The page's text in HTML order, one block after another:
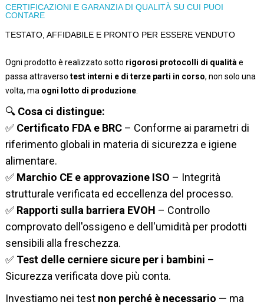
CERTIFICAZIONI E GARANZIA DI QUALITÀ SU CUI PUOI
CONTARE
TESTATO, AFFIDABILE E PRONTO PER ESSERE VENDUTO
Ogni prodotto è realizzato sotto rigorosi protocolli di qualità e
passa attraverso test interni e di terze parti in corso, non solo una
volta, ma ogni lotto di produzione.
🔍 Cosa ci distingue:
✅ Certificato FDA e BRC– Conforme ai parametri di
riferimento globali in materia di sicurezza e igiene
alimentare.
✅ Marchio CE e approvazione ISO – Integrità
strutturale verificata ed eccellenza del processo.
✅ Rapporti sulla barriera EVOH – Controllo
comprovato dell'ossigeno e dell'umidità per prodotti
sensibili alla freschezza.
✅ Test delle cerniere sicure per i bambini –
Sicurezza verificata dove più conta.
Investiamo nei test non perché è necessario — ma